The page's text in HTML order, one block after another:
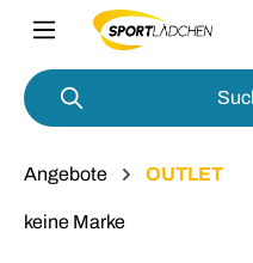
springen
Angebote OUTLET
keine Marke